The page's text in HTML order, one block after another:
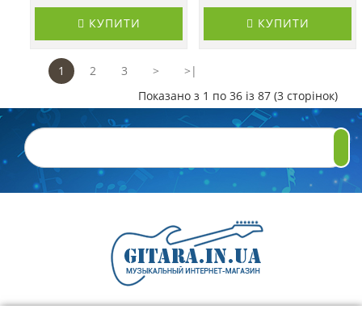
КУПИТИ КУПИТИ
1 2 3 >
>|
Показано з 1 по 36 із 87 (3 сторінок)